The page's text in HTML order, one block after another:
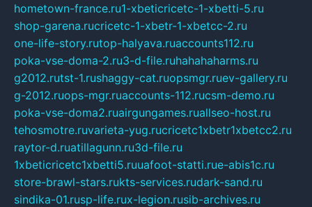
hometown-france.ru1-xbeticricetc-1-xbetti-5.ru
shop-garena.rucricetc-1-xbetr-1-xbetcc-2.ru
one-life-story.rutop-halyava.ruaccounts112.ru
poka-vse-doma-2.ru3-d-file.ruhahahaharms.ru
g2012.rutst-1.rushaggy-cat.ruopsmgr.ruev-gallery.ru
g-2012.ruops-mgr.ruaccounts-112.rucsm-demo.ru
poka-vse-doma2.ruairgungames.ruallseo-host.ru
tehosmotre.ruvarieta-yug.rucricetc1xbetr1xbetcc2.ru
raytor-d.ruatillagunn.ru3d-file.ru
1xbeticricetc1xbetti5.ruuafoot-statti.rue-abis1c.ru
store-brawl-stars.rukts-services.rudark-sand.ru
sindika-01.rusp-life.rux-legion.rusib-archives.ru